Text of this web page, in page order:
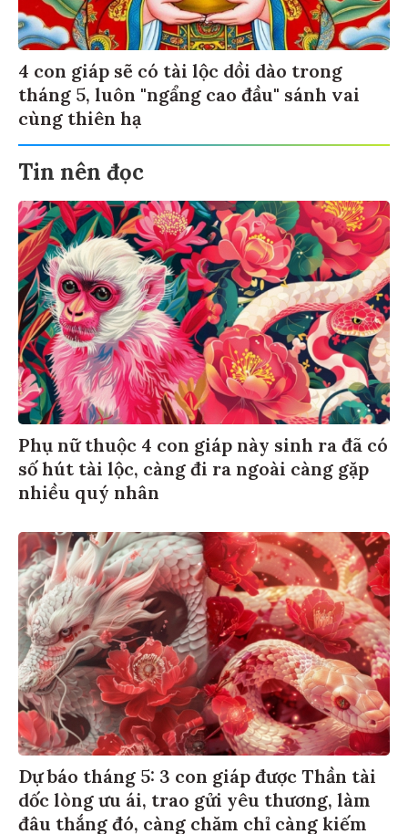
4 con giáp sẽ có tài lộc dồi dào trong
tháng 5, luôn "ngẩng cao đầu" sánh vai
cùng thiên hạ
Tin nên đọc
Phụ nữ thuộc 4 con giáp này sinh ra đã có
số hút tài lộc, càng đi ra ngoài càng gặp
nhiều quý nhân
Dự báo tháng 5: 3 con giáp được Thần tài
dốc lòng ưu ái, trao gửi yêu thương, làm
đâu thắng đó, càng chăm chỉ càng kiếm